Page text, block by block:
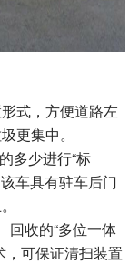
式，方便道路左
更集中。
多少进行“标
车具有驻车后门
回收的“多位一体
，可保证清扫装置